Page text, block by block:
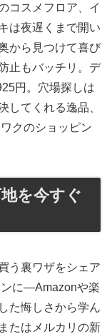
コスメフロア、イ
は夜遅くまで開い
から見つけて喜び
止もバッチリ。デ
円。穴場探しは
してくれる逸品、
クのショッピン
を今すぐ
う裏ワザをシェア
ンに—Amazonや楽
た悔しさから学ん
たはメルカリの新